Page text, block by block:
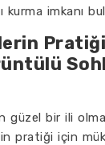
imkanı
güzel bir ili
pratiği için